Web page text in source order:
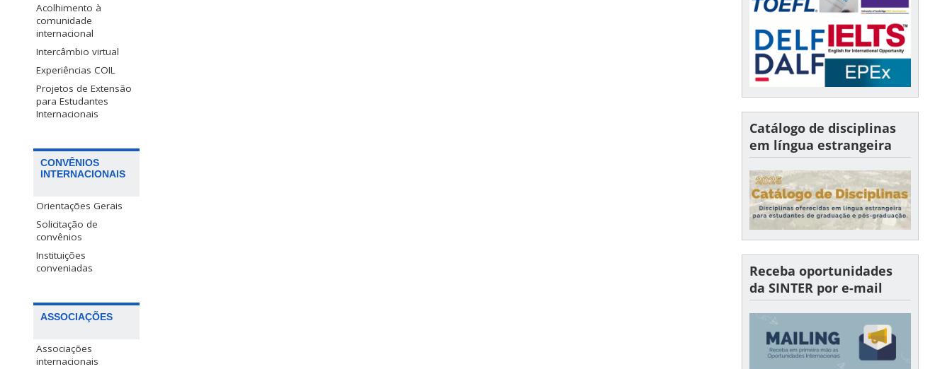
Acolhimento à
comunidade
internacional
Intercâmbio virtual
Experiências COIL
Projetos de Extensão
para Estudantes
Internacionais
CONVÊNIOS
INTERNACIONAIS
Orientações Gerais
Solicitação de
convênios
Instituições
conveniadas
ASSOCIAÇÕES
Associações
internacionais
Catálogo de disciplinas
em língua estrangeira
Receba oportunidades
da SINTER por e-mail